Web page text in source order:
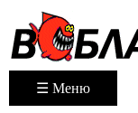
☰ Меню